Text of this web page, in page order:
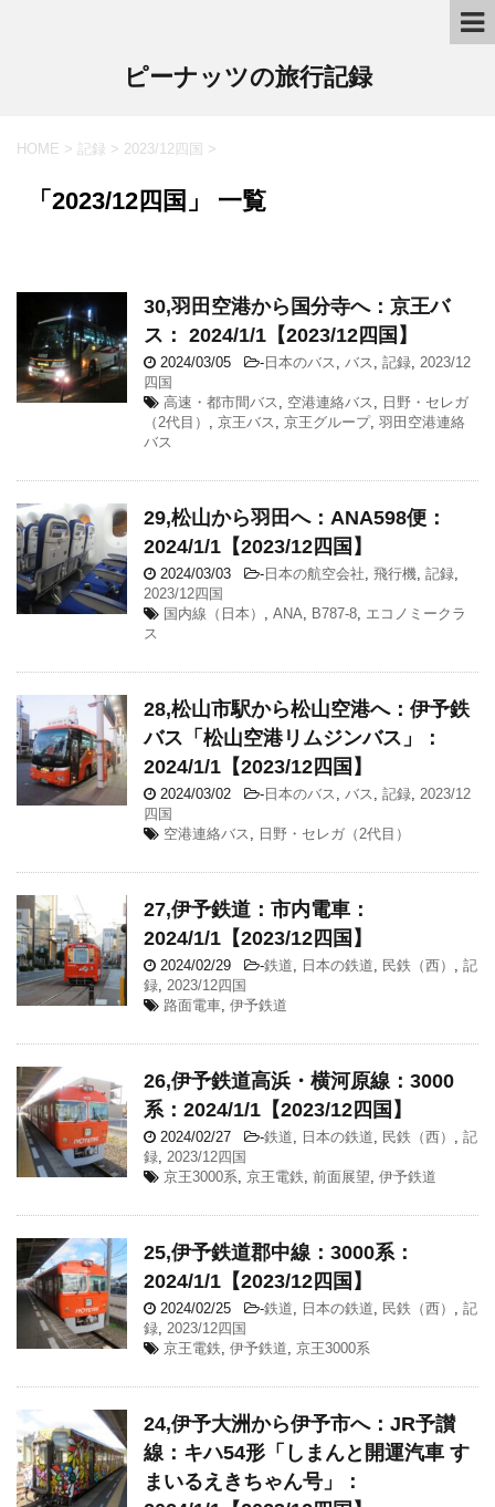
ピーナッツの旅行記録
HOME > 記録 > 2023/12四国 >
「2023/12四国」 一覧
30,羽田空港から国分寺へ：京王バ
ス： 2024/1/1【2023/12四国】
2024/03/05 -日本のバス バス 記録 2023/12
四国
高速・都市間バス
空港連絡バス
日野・セレガ
（2代目）
京王バス 京王グループ, 羽田空港連絡
バス
29,松山から羽田へ：ANA598便：
2024/1/1【2023/12四国】
2024/03/03 -日本の航空会社 飛行機 記録
2023/12四国
国内線（日本）
ANA B787-8
エコノミークラ
ス
28,松山市駅から松山空港へ：伊予鉄
バス「松山空港リムジンバス」：
2024/1/1【2023/12四国】
2024/03/02 -日本のバス バス 記録 2023/12
四国
空港連絡バス
日野・セレガ（2代目）
27,伊予鉄道：市内電車：
2024/1/1【2023/12四国】
2024/02/29 -鉄道 日本の鉄道 民鉄（西）
記
録 2023/12四国
路面電車 伊予鉄道
26,伊予鉄道高浜・横河原線：3000
系：2024/1/1【2023/12四国】
2024/02/27 -鉄道 日本の鉄道 民鉄（西）
記
録 2023/12四国
京王3000系 京王電鉄 前面展望 伊予鉄道
25,伊予鉄道郡中線：3000系：
2024/1/1【2023/12四国】
2024/02/25 -鉄道 日本の鉄道 民鉄（西）
記
録 2023/12四国
京王電鉄 伊予鉄道 京王3000系
24,伊予大洲から伊予市へ：JR予讃
線：キハ54形「しまんと開運汽車 す
まいるえきちゃん号」：